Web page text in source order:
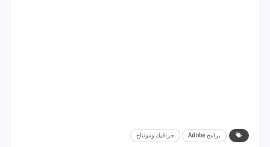
برامج Adobe جرافيك ومونتاج